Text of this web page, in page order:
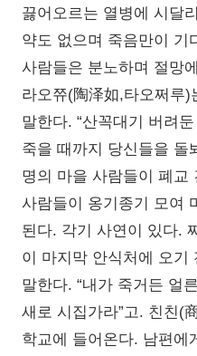
끓어오르는 열병에 시달
약도 없으며 죽음만이 기
사람들은 분노하며 절망
라오쮸(陶泽如,타오쩌루)
말한다. “산꼭대기 버려
죽을 때까지 당신들을 돌
명의 마을 사람들이 폐교
사람들이 옹기종기 모여
된다. 각기 사연이 있다.
이 마지막 안식처에 오기
말한다. “내가 죽거든 얼
새로 시집가라”고. 친친(
학교에 들어온다. 남편에